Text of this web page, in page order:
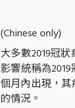
(Chinese only)
大多數2019冠
影響統稱為
個月內出現，
的情況。